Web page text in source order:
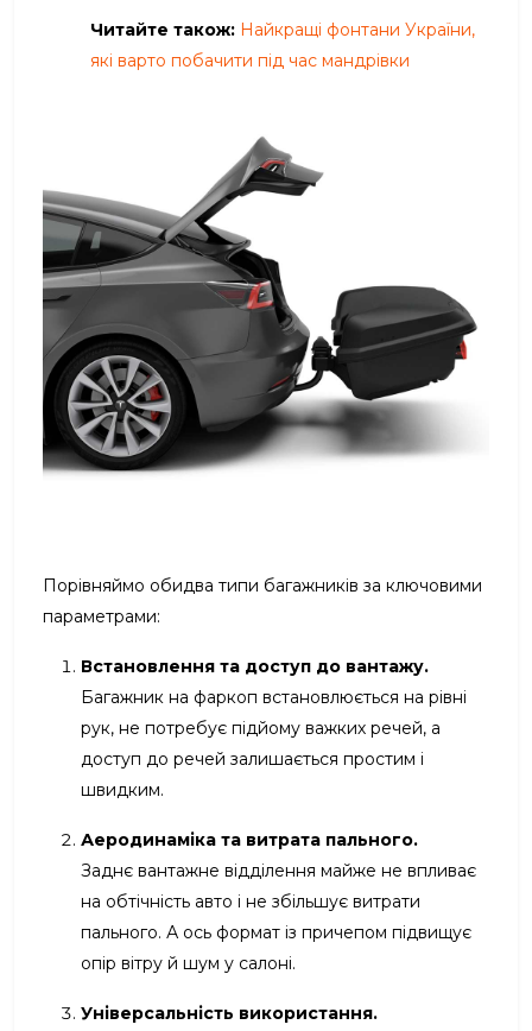
Читайте також: Найкращі фонтани України,
які варто побачити під час мандрівки
Порівняймо обидва типи багажників за ключовими
параметрами:
Встановлення та доступ до вантажу.
Багажник на фаркоп встановлюється на рівні
рук, не потребує підйому важких речей, а
доступ до речей залишається простим і
швидким.
Аеродинаміка та витрата пального.
Заднє вантажне відділення майже не впливає
на обтічність авто і не збільшує витрати
пального. А ось формат із причепом підвищує
опір вітру й шум у салоні.
Універсальність використання.